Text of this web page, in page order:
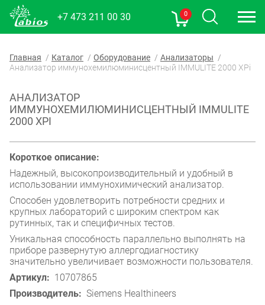
+7 473 211 00 30 0
Главная Каталог Оборудование
Анализаторы
Анализатор иммунохемилюминисцентный IMMULITE 2000 XPi
АНАЛИЗАТОР
ИММУНОХЕМИЛЮМИНИСЦЕНТНЫЙ IMMULITE
2000 XPI
Короткое описание:
Надежный, высокопроизводительный и удобный в
использовании иммунохимический анализатор.
Способен удовлетворить потребности средних и
крупных лабораторий с широким спектром как
рутинных, так и специфичных тестов.
Уникальная способность параллельно выполнять на
приборе развернутую аллергодиагностику
значительно увеличивает возможности пользователя.
Артикул: 10707865
Производитель: Siemens Healthineers